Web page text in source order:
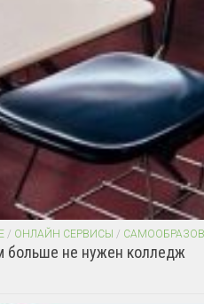
/ ОНЛАЙН СЕРВИСЫ /
больше не нужен колледж